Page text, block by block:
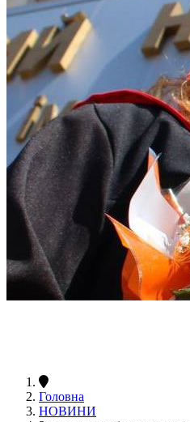
Головна
НОВИНИ